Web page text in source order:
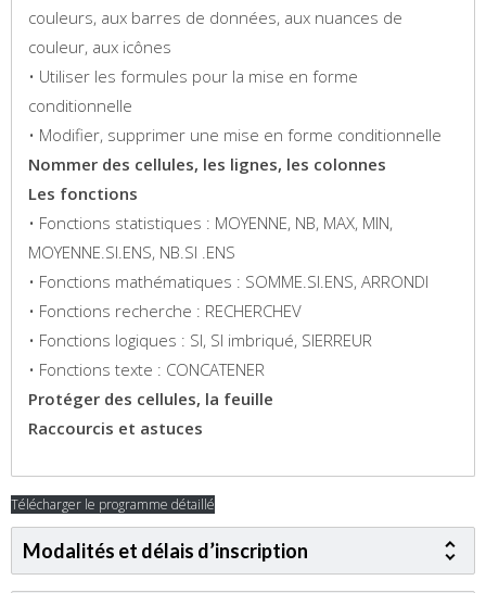
couleurs, aux barres de données, aux nuances de
couleur, aux icônes
• Utiliser les formules pour la mise en forme
conditionnelle
• Modifier, supprimer une mise en forme conditionnelle
Nommer des cellules, les lignes, les colonnes
Les fonctions
• Fonctions statistiques : MOYENNE, NB, MAX, MIN,
MOYENNE.SI.ENS, NB.SI .ENS
• Fonctions mathématiques : SOMME.SI.ENS, ARRONDI
• Fonctions recherche : RECHERCHEV
• Fonctions logiques : SI, SI imbriqué, SIERREUR
• Fonctions texte : CONCATENER
Protéger des cellules, la feuille
Raccourcis et astuces
Télécharger le programme détaillé
Modalités et délais d’inscription